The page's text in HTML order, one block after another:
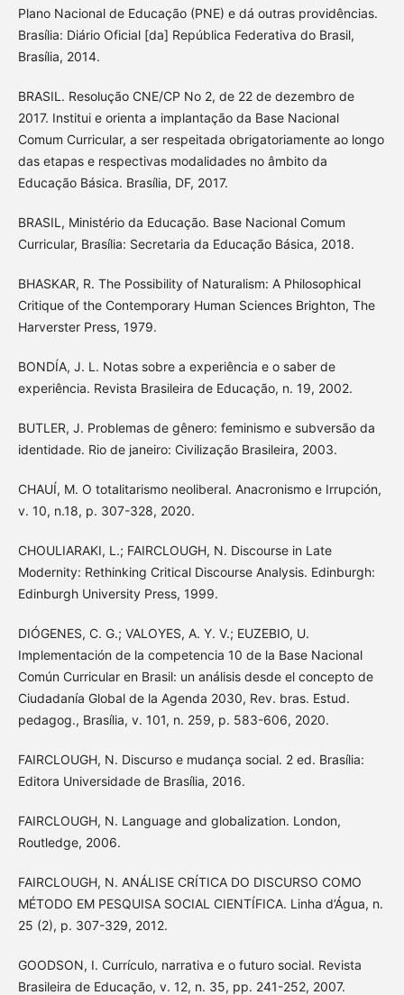
Plano Nacional de Educação (PNE) e dá outras providências.
Brasília: Diário Oficial [da] República Federativa do Brasil,
Brasília, 2014.
BRASIL. Resolução CNE/CP No 2, de 22 de dezembro de
2017. Institui e orienta a implantação da Base Nacional
Comum Curricular, a ser respeitada obrigatoriamente ao longo
das etapas e respectivas modalidades no âmbito da
Educação Básica. Brasília, DF, 2017.
BRASIL, Ministério da Educação. Base Nacional Comum
Curricular, Brasília: Secretaria da Educação Básica, 2018.
BHASKAR, R. The Possibility of Naturalism: A Philosophical
Critique of the Contemporary Human Sciences Brighton, The
Harverster Press, 1979.
BONDÍA, J. L. Notas sobre a experiência e o saber de
experiência. Revista Brasileira de Educação, n. 19, 2002.
BUTLER, J. Problemas de gênero: feminismo e subversão da
identidade. Rio de janeiro: Civilização Brasileira, 2003.
CHAUÍ, M. O totalitarismo neoliberal. Anacronismo e Irrupción,
v. 10, n.18, p. 307-328, 2020.
CHOULIARAKI, L.; FAIRCLOUGH, N. Discourse in Late
Modernity: Rethinking Critical Discourse Analysis. Edinburgh:
Edinburgh University Press, 1999.
DIÓGENES, C. G.; VALOYES, A. Y. V.; EUZEBIO, U.
Implementación de la competencia 10 de la Base Nacional
Común Curricular en Brasil: un análisis desde el concepto de
Ciudadanía Global de la Agenda 2030, Rev. bras. Estud.
pedagog., Brasília, v. 101, n. 259, p. 583-606, 2020.
FAIRCLOUGH, N. Discurso e mudança social. 2 ed. Brasília:
Editora Universidade de Brasília, 2016.
FAIRCLOUGH, N. Language and globalization. London,
Routledge, 2006.
FAIRCLOUGH, N. ANÁLISE CRÍTICA DO DISCURSO COMO
MÉTODO EM PESQUISA SOCIAL CIENTÍFICA. Linha d’Água, n.
25 (2), p. 307-329, 2012.
GOODSON, I. Currículo, narrativa e o futuro social. Revista
Brasileira de Educação, v. 12, n. 35, pp. 241-252, 2007.